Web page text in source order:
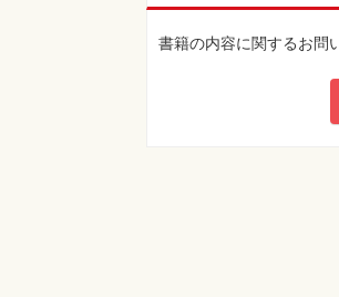
書籍の内容に関するお問